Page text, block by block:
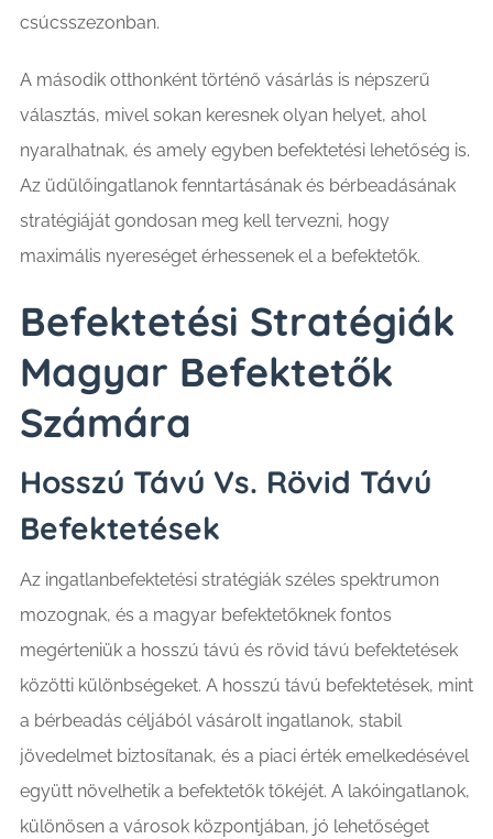
csúcsszezonban.
A második otthonként történő vásárlás is népszerű
választás, mivel sokan keresnek olyan helyet, ahol
nyaralhatnak, és amely egyben befektetési lehetőség is.
Az üdülőingatlanok fenntartásának és bérbeadásának
stratégiáját gondosan meg kell tervezni, hogy
maximális nyereséget érhessenek el a befektetők.
Befektetési Stratégiák
Magyar Befektetők
Számára
Hosszú Távú Vs. Rövid Távú
Befektetések
Az ingatlanbefektetési stratégiák széles spektrumon
mozognak, és a magyar befektetőknek fontos
megérteniük a hosszú távú és rövid távú befektetések
közötti különbségeket. A hosszú távú befektetések, mint
a bérbeadás céljából vásárolt ingatlanok, stabil
jövedelmet biztosítanak, és a piaci érték emelkedésével
együtt növelhetik a befektetők tőkéjét. A lakóingatlanok,
különösen a városok központjában, jó lehetőséget